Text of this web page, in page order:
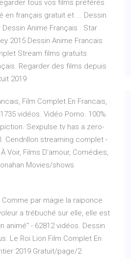
tous vos films préférés
en français gratuit et ... Dessin
Anime Français . Star
2015 Dessin Anime Francais
Stream films gratuits
Regarder des films depuis
2019
Film Complet En Francais,
vidéos. Vidéo Porno. 100%
Sexpulse.tv has a zero-
Cendrillon streaming complet -
Voir, Films D'amour, Comédies,
Movies/shows
par magie la raiponce
a trébuché sur elle, elle est
animé" - 62812 vidéos. Dessin
Le Roi Lion Film Complet En
2019 Gratuit/page/2